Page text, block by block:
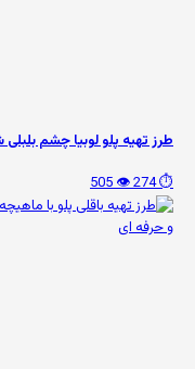
طرز تهیه پلو لوبیا چشم بلبلی
⏱️ 274
👁️ 505